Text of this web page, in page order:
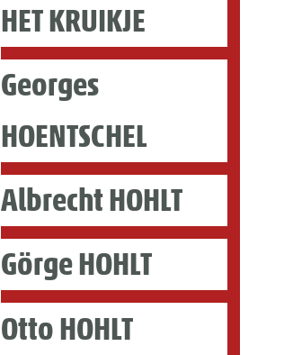
HET KRUIKJE
Georges
HOENTSCHEL
Albrecht HOHLT
Görge HOHLT
Otto HOHLT